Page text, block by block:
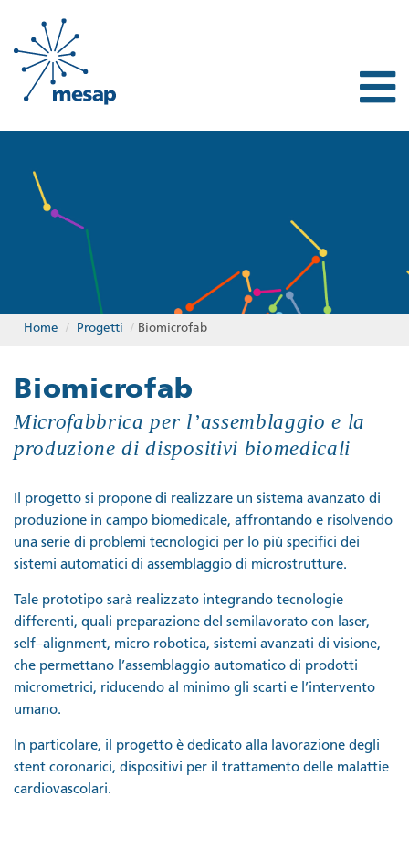
Home / Progetti / Biomicrofab
Biomicrofab
Microfabbrica per l’assemblaggio e la
produzione di dispositivi biomedicali
Il progetto si propone di realizzare un sistema avanzato di
produzione in campo biomedicale, affrontando e risolvendo
una serie di problemi tecnologici per lo più specifici dei
sistemi automatici di assemblaggio di microstrutture.
Tale prototipo sarà realizzato integrando tecnologie
differenti, quali preparazione del semilavorato con laser,
self–alignment, micro robotica, sistemi avanzati di visione,
che permettano l’assemblaggio automatico di prodotti
micrometrici, riducendo al minimo gli scarti e l’intervento
umano.
In particolare, il progetto è dedicato alla lavorazione degli
stent coronarici, dispositivi per il trattamento delle malattie
cardiovascolari.